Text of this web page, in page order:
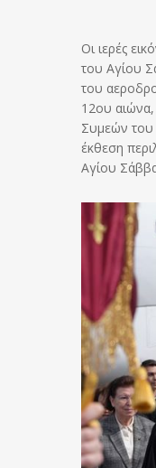
Οι ιερές
του Αγίου
του
12ου αιώνα,
Συμεών του
έκθεση
Αγίου